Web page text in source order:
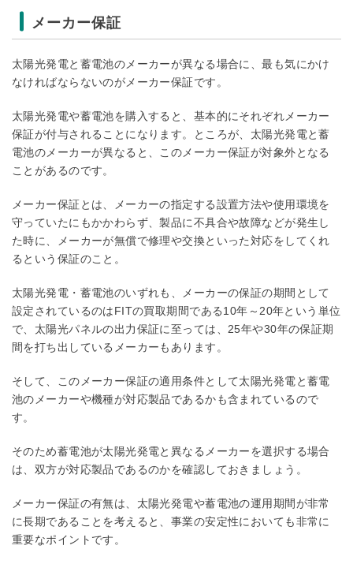
メーカー保証
太陽光発電と蓄電池のメーカーが異なる場合に、最も気にかけ
なければならないのがメーカー保証です。
太陽光発電や蓄電池を購入すると、基本的にそれぞれメーカー
保証が付与されることになります。ところが、太陽光発電と蓄
電池のメーカーが異なると、このメーカー保証が対象外となる
ことがあるのです。
メーカー保証とは、メーカーの指定する設置方法や使用環境を
守っていたにもかかわらず、製品に不具合や故障などが発生し
た時に、メーカーが無償で修理や交換といった対応をしてくれ
るという保証のこと。
太陽光発電・蓄電池のいずれも、メーカーの保証の期間として
設定されているのはFITの買取期間である10年～20年という単位
で、太陽光パネルの出力保証に至っては、25年や30年の保証期
間を打ち出しているメーカーもあります。
そして、このメーカー保証の適用条件として太陽光発電と蓄電
池のメーカーや機種が対応製品であるかも含まれているので
す。
そのため蓄電池が太陽光発電と異なるメーカーを選択する場合
は、双方が対応製品であるのかを確認しておきましょう。
メーカー保証の有無は、太陽光発電や蓄電池の運用期間が非常
に長期であることを考えると、事業の安定性においても非常に
重要なポイントです。